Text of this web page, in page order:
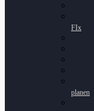
FIx
planen